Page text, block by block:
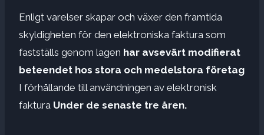
Enligt varelser skapar och växer den framtida
skyldigheten för den elektroniska faktura som
fastställs genom lagen har avsevärt modifierat
beteendet hos stora och medelstora företag
I förhållande till användningen av elektronisk
faktura Under de senaste tre åren.